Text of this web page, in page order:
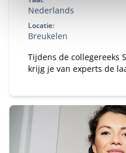
Nederlands
Locatie:
Breukelen
Tijdens de collegereeks
krijg je van experts de